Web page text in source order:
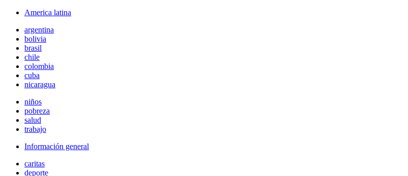
America latina
argentina
bolivia
brasil
chile
colombia
cuba
nicaragua
niños
pobreza
salud
trabajo
Información general
caritas
deporte